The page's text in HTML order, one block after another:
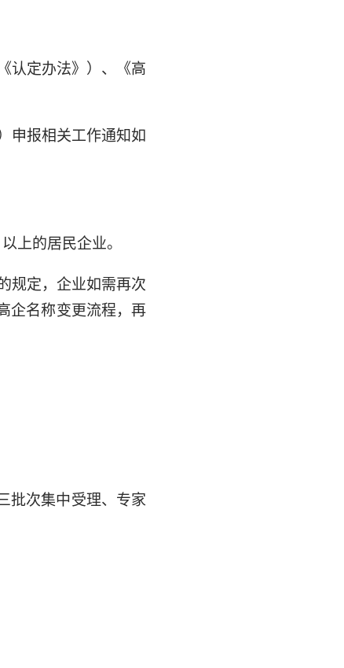
认定办法》）、《高
申报相关工作通知如
上的居民企业。
规定，企业如需再次
企名称变更流程，再
批次集中受理、专家